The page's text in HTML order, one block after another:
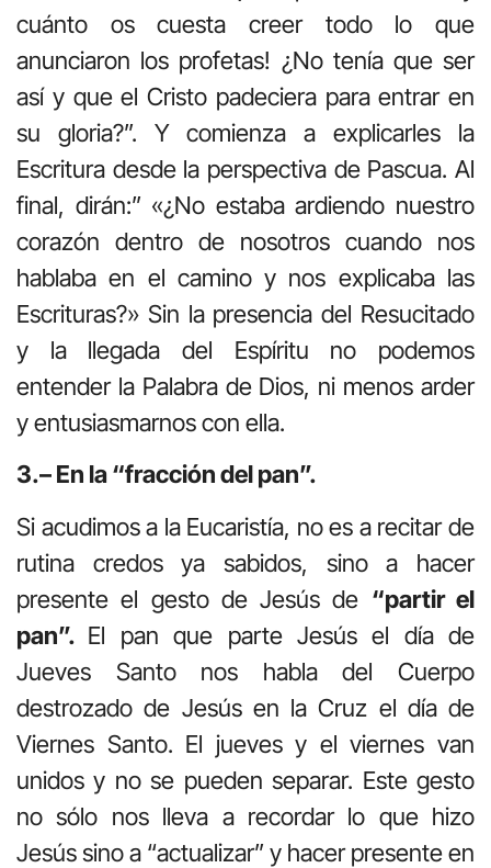
cuánto os cuesta creer todo lo que
anunciaron los profetas! ¿No tenía que ser
así y que el Cristo padeciera para entrar en
su gloria?”. Y comienza a explicarles la
Escritura desde la perspectiva de Pascua. Al
final, dirán:” «¿No estaba ardiendo nuestro
corazón dentro de nosotros cuando nos
hablaba en el camino y nos explicaba las
Escrituras?» Sin la presencia del Resucitado
y la llegada del Espíritu no podemos
entender la Palabra de Dios, ni menos arder
y entusiasmarnos con ella.
3.– En la “fracción del pan”.
Si acudimos a la Eucaristía, no es a recitar de
rutina credos ya sabidos, sino a hacer
presente el gesto de Jesús de “partir el
pan”. El pan que parte Jesús el día de
Jueves Santo nos habla del Cuerpo
destrozado de Jesús en la Cruz el día de
Viernes Santo. El jueves y el viernes van
unidos y no se pueden separar. Este gesto
no sólo nos lleva a recordar lo que hizo
Jesús sino a “actualizar” y hacer presente en